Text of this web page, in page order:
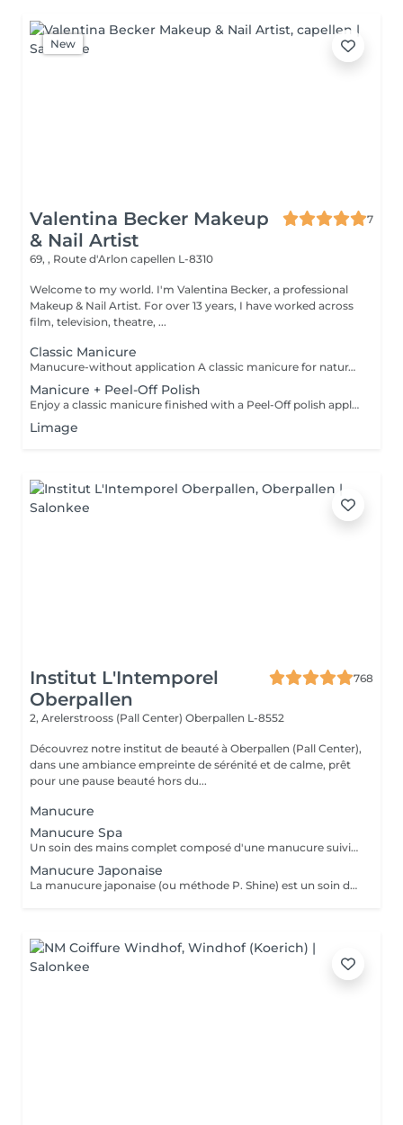
New
Valentina Becker Makeup
& Nail Artist
7
69, , Route d'Arlon capellen L-8310
Welcome to my world. I'm Valentina Becker, a professional
Makeup & Nail Artist. For over 13 years, I have worked across
film, television, theatre, ...
Classic Manicure
Manucure-without application A classic manicure for naturally beautiful, well-groomed hands. The treatment includes nail shaping, cuticle care, light buffing if needed, followed by nourishing cuticle oil and a moisturizing hand cream. This service does not include an application
Manicure + Peel-Off Polish
Enjoy a classic manicure finished with a Peel-Off polish application. This innovative system provides a glossy, long-lasting finish. Cured under an LED lamp, the polish is instantly dry, so there is no smudging, no dents, and no marks after your appointment. I do not use traditional nail polish because Peel-Off systems are gentler on natural nails, have less odour, last longer, and can be removed more gently.
Limage
Institut L'Intemporel
Oberpallen
768
2, Arelerstrooss (Pall Center) Oberpallen L-8552
Découvrez notre institut de beauté à Oberpallen (Pall Center),
dans une ambiance empreinte de sérénité et de calme, prêt
pour une pause beauté hors du...
Manucure
Manucure Spa
Un soin des mains complet composé d'une manucure suivie d'un gommage et pour terminer un bain de paraffine pour des mains douces et lisses.
Manucure Japonaise
La manucure japonaise (ou méthode P. Shine) est un soin de beauté naturel et ancestral visant à renforcer, nourrir et faire briller les ongles sans vernis ni gel. En utilisant des produits naturels comme la cire d'abeille, des minéraux, et de la poudre de perle, elle rend les ongles sains, forts et brillants avec un effet miroir, idéal pour réparer les ongles abîmés (après gel ou semi-permanent, grossesse...). Convient aux ongles naturels fragiles, mous, cassants ou dédoublés, mais aussi simplement pour offrir une période de repos et de soin aux ongles.